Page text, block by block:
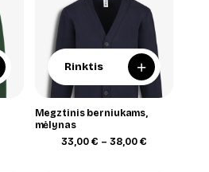
Rinktis +
Megztinis berniukams,
mėlynas
33,00 € – 38,00 €Price